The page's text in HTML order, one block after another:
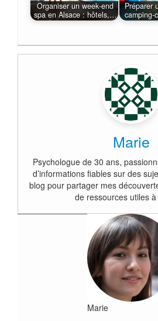
Organiser un week‑end
spa en Alsace : hôtels,…
Préparer
Marie
Psychologue de 30 ans,
d’informations fiables sur des
blog pour partager mes
de ressources utiles
Marie